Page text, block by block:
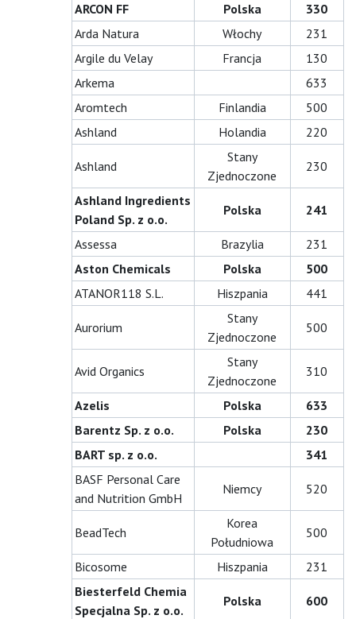
ARCON FF
Polska
330
Arda Natura
Włochy
231
Argile du Velay
Francja
130
Arkema
633
Aromtech
Finlandia
500
Ashland
Holandia 220
Ashland
Stany
Zjednoczone
230
Ashland Ingredients
Poland Sp. z o.o.
Polska 241
Assessa Brazylia
231
Aston Chemicals
Polska
500
ATANOR118 S.L.
Hiszpania 441
Aurorium
Stany
Zjednoczone
500
Avid Organics
Stany
Zjednoczone
310
Azelis Polska
633
Barentz Sp. z o.o.
Polska
230
BART sp. z o.o.
341
BASF Personal Care
and Nutrition GmbH
Niemcy 520
BeadTech
Korea
Południowa
500
Bicosome Hiszpania
231
Biesterfeld Chemia
Specjalna Sp. z o.o.
Polska 600